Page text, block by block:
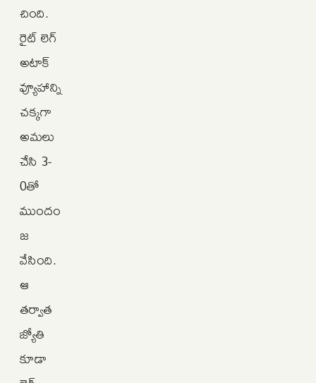
చింది.
రైట్ లెగ్
అటాక్
వ్యూహాన్ని
చక్కగా
అమలు
చేసి 3-
0తో
ముందం
జ
వేసింది.
ఆ
తర్వాత
జ్యోతి
కూడా